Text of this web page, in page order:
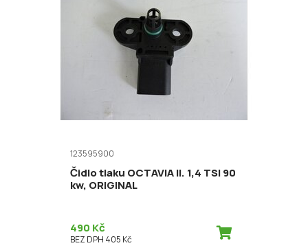
123595900
Čidlo tlaku OCTAVIA II. 1,4 TSI 90
kw, ORIGINAL
490 Kč
BEZ DPH 405 Kč